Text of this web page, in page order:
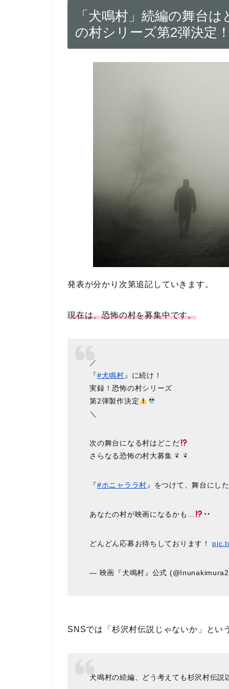
「犬鳴村」続編の舞台
の村シリーズ第2弾決定
発表が分かり次第追記していきます。
現在は、恐怖の村を募集中です。
／
『#犬鳴村』に続け！
実録！恐怖の村シリーズ
第2弾製作決定
＼
次の舞台になる村はどこだ
さらなる恐怖の村大募集
『#ホニャララ村』をつけて、舞台にし
あなたの村が映画になるかも…
どんどん応募お待ちしております！
— 映画『犬鳴村』公式
SNSでは「杉沢村伝説じゃないか」とい
犬鳴村の続編、どう考えても杉沢村伝説